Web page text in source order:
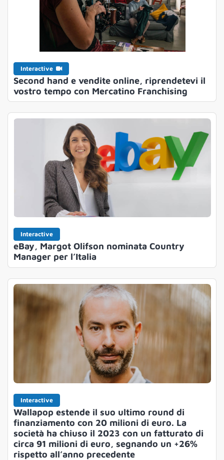
Interactive
Second hand e vendite online, riprendetevi il
vostro tempo con Mercatino Franchising
Interactive
eBay, Margot Olifson nominata Country
Manager per l’Italia
Interactive
Wallapop estende il suo ultimo round di
finanziamento con 20 milioni di euro. La
società ha chiuso il 2023 con un fatturato di
circa 91 milioni di euro, segnando un +26%
rispetto all’anno precedente